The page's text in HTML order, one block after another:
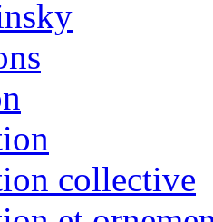
collective